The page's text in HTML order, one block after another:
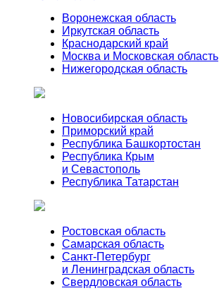
Воронежская область
Иркутская область
Краснодарский край
Москва и Московская область
Нижегородская область
Новосибирская область
Приморский край
Республика Башкортостан
Республика Крым
и Севастополь
Республика Татарстан
Ростовская область
Самарская область
Санкт-Петербург
и Ленинградская область
Свердловская область